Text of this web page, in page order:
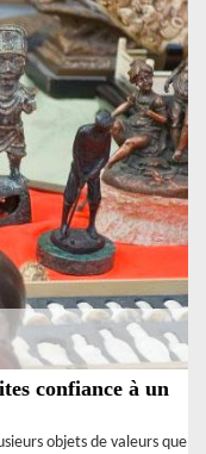
confiance à un
objets de valeurs que